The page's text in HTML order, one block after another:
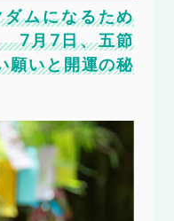
ムになるため
7月7日、五節
願いと開運の秘